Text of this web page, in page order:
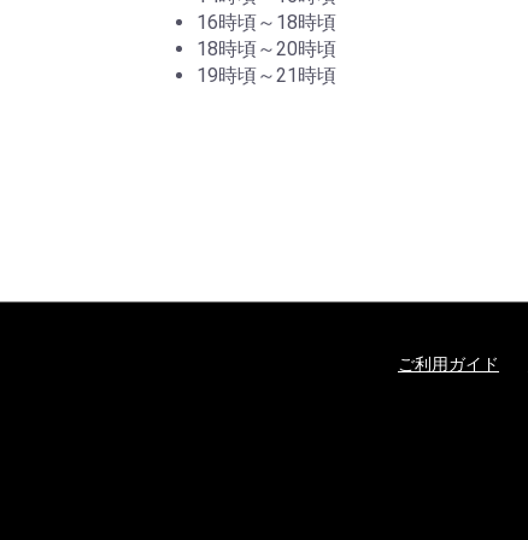
16時頃～18時頃
18時頃～20時頃
19時頃～21時頃
ご利用ガイド